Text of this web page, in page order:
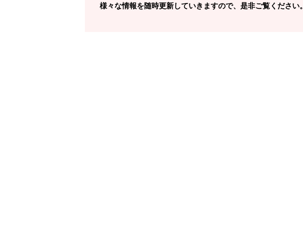
様々な情報を随時更新していきますので、是非ご覧ください。